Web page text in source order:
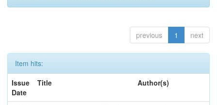
previous 1 next
Item hits:
Issue
Date
Title Author(s)